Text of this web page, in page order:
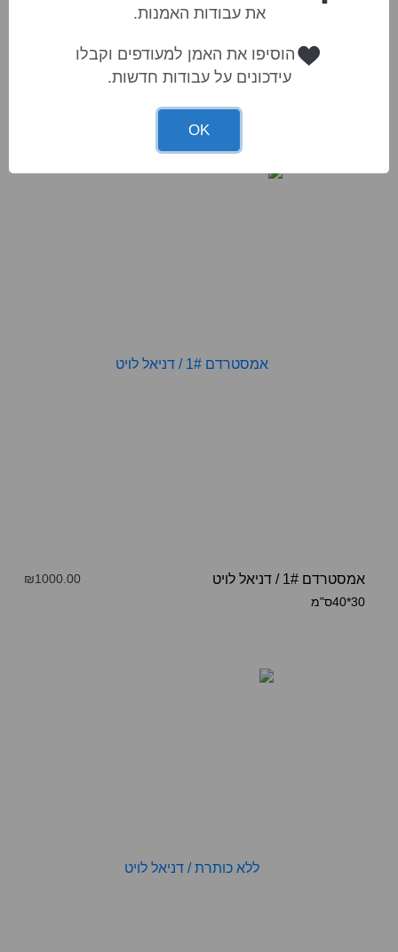
דניאל לויט
אמסטרדם 1# / דניאל לויט
30*40ס"מ
₪1000.00
את עבודות האמנות.
הוסיפו את האמן למעודפים וקבלו
עידכונים על עבודות חדשות.
OK